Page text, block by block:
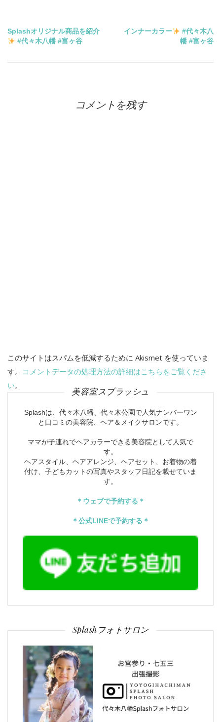
投
稿
Splashオリジナル商品を紹介
#代々木八幡 #富ヶ谷
インナーカラー
#代々木八
幡 #富ヶ谷
コメントを残す
このサイトはスパムを低減するために Akismet を使っていま
す。 コメントデータの処理方法の詳細はこちらをご覧くださ
い。
美容室スプラッシュ
Splashは、代々木八幡、代々木公園で人気ナンバーワン
と口コミの美容院、ヘア＆メイクサロンです。
ママが子連れでヘアカラーできる美容院として人気で
す。
ヘアスタイル、ヘアアレンジ、ヘアセット、お着物の着
付け、子どもカットの写真やスタッフ日記を載せていま
す。
＊ウェブで予約する＊
＊公式LINEで予約する＊
Splashフォトサロン